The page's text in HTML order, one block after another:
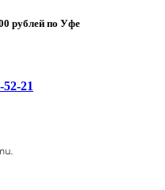
рублей по Уфе
52-21